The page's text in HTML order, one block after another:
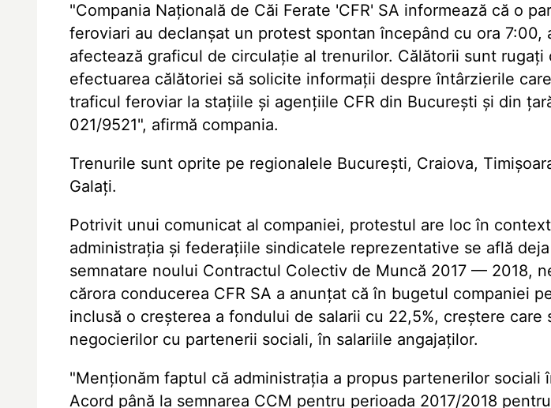
"Compania Națională de Căi Ferate 'CFR' SA informează că o
feroviari au declanșat un protest spontan începând cu ora 7:00,
afectează graficul de circulație al trenurilor. Călătorii sunt rugați
efectuarea călătoriei să solicite informații despre întârzierile
traficul feroviar la stațiile și agențiile CFR din București și din
021/9521", afirmă compania.
Trenurile sunt oprite pe regionalele București, Craiova,
Galați.
Potrivit unui comunicat al companiei, protestul are loc în
administrația și federațiile sindicatele reprezentative se află
semnatare noului Contractul Colectiv de Muncă 2017 — 2018,
cărora conducerea CFR SA a anunțat că în bugetul companiei
inclusă o creșterea a fondului de salarii cu 22,5%, creștere care
negocierilor cu partenerii sociali, în salariile angajaților.
"Menționăm faptul că administrația a propus partenerilor sociali
Acord până la semnarea CCM pentru perioada 2017/2018